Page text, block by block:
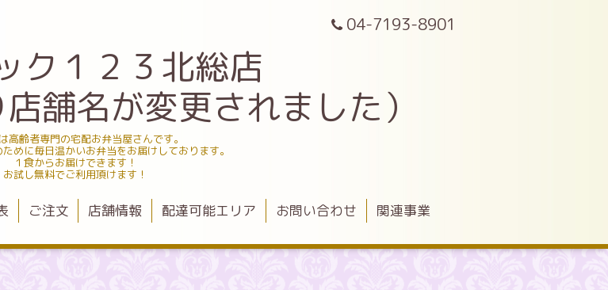
04-7193-8901
ク１２３北総店
舗名が変更されました）
高齢者専門の宅配お弁当屋さんです。
めに毎日温かいお弁当をお届けしております。
１食からお届けできます！
お試し無料でご利用頂けます！
ご注文 店舗情報 配達可能エリア お問い合わせ 関連事業